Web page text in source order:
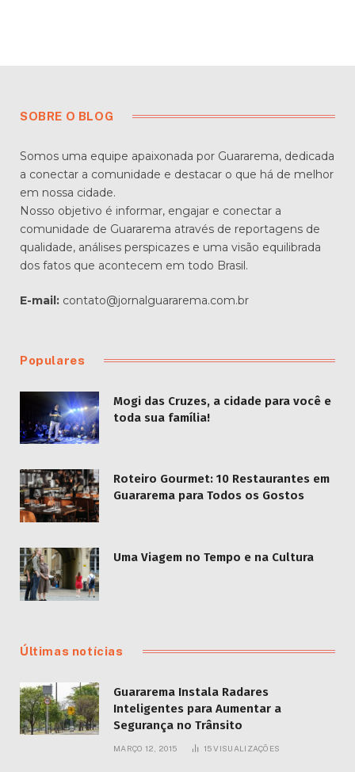
SOBRE O BLOG
Somos uma equipe apaixonada por Guararema, dedicada
a conectar a comunidade e destacar o que há de melhor
em nossa cidade.
Nosso objetivo é informar, engajar e conectar a
comunidade de Guararema através de reportagens de
qualidade, análises perspicazes e uma visão equilibrada
dos fatos que acontecem em todo Brasil.
E-mail: contato@jornalguararema.com.br
Populares
Mogi das Cruzes, a cidade para você e
toda sua família!
Roteiro Gourmet: 10 Restaurantes em
Guararema para Todos os Gostos
Uma Viagem no Tempo e na Cultura
Últimas notícias
Guararema Instala Radares
Inteligentes para Aumentar a
Segurança no Trânsito
MARÇO 12, 2015 15VISUALIZAÇÕES